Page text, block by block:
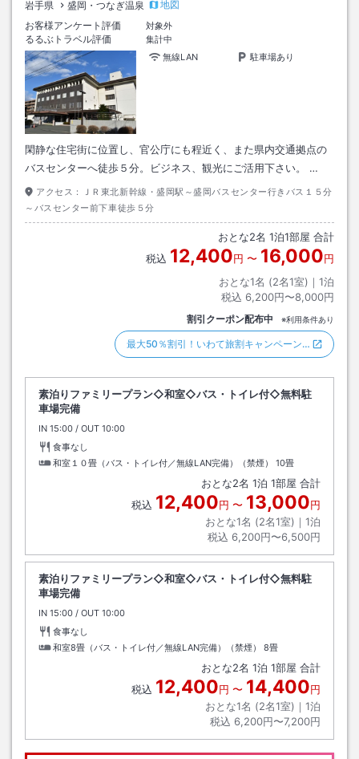
岩手県 盛岡・つなぎ温泉
地図
お客様アンケート評価
対象外
るるぶトラベル評価
集計中
無線LAN
駐車場あり
閑静な住宅街に位置し、官公庁にも程近く、また県内交通拠点の
バスセンターへ徒歩５分。ビジネス、観光にご活用下さい。 …
アクセス：
ＪＲ東北新幹線・盛岡駅～盛岡バスセンター行きバス１５分
～バスセンター前下車徒歩５分
おとな2名 1泊1部屋 合計
税込 12,400円 〜 16,000円
おとな1名 (2名1室)｜ 1泊
税込 6,200円〜8,000円
割引クーポン配布中 ※利用条件あり
最大50％割引！いわて旅割キャンペーン…
素泊りファミリープラン◇和室◇バス・トイレ付◇無料駐
車場完備
IN チェックイン
15:00 / OUT チェックアウト
10:00
食事なし
和室１０畳（バス・トイレ付／無線LAN完備）（禁煙）
10畳
おとな2名 1泊 1部屋 合計
税込 12,400円 〜 13,000円
おとな1名 (2名1室)｜ 1泊
税込 6,200円〜6,500円
素泊りファミリープラン◇和室◇バス・トイレ付◇無料駐
車場完備
IN チェックイン
15:00 / OUT チェックアウト
10:00
食事なし
和室8畳（バス・トイレ付／無線LAN完備）（禁煙）
8畳
おとな2名 1泊 1部屋 合計
税込 12,400円 〜 14,400円
おとな1名 (2名1室)｜ 1泊
税込 6,200円〜7,200円